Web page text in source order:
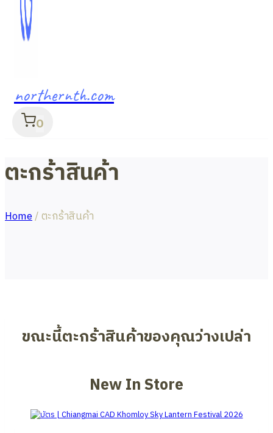
northernth.com
0
ตะกร้าสินค้า
Home/ตะกร้าสินค้า
ขณะนี้ตะกร้าสินค้าของคุณว่างเปล่า
New In Store